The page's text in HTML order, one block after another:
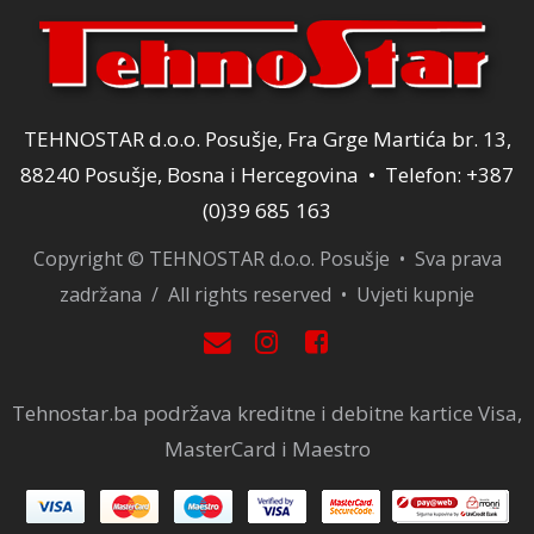
TEHNOSTAR d.o.o. Posušje, Fra Grge Martića br. 13,
88240 Posušje, Bosna i Hercegovina • Telefon: +387
(0)39 685 163
Copyright © TEHNOSTAR d.o.o. Posušje • Sva prava
zadržana / All rights reserved • Uvjeti kupnje
Tehnostar.ba podržava kreditne i debitne kartice Visa,
MasterCard i Maestro